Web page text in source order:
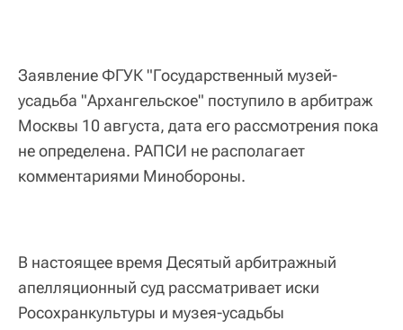
Заявление ФГУК "Государственный музей-
усадьба "Архангельское" поступило в арбитраж
Москвы 10 августа, дата его рассмотрения пока
не определена. РАПСИ не располагает
комментариями Минобороны.
В настоящее время Десятый арбитражный
апелляционный суд рассматривает иски
Росохранкультуры и музея-усадьбы